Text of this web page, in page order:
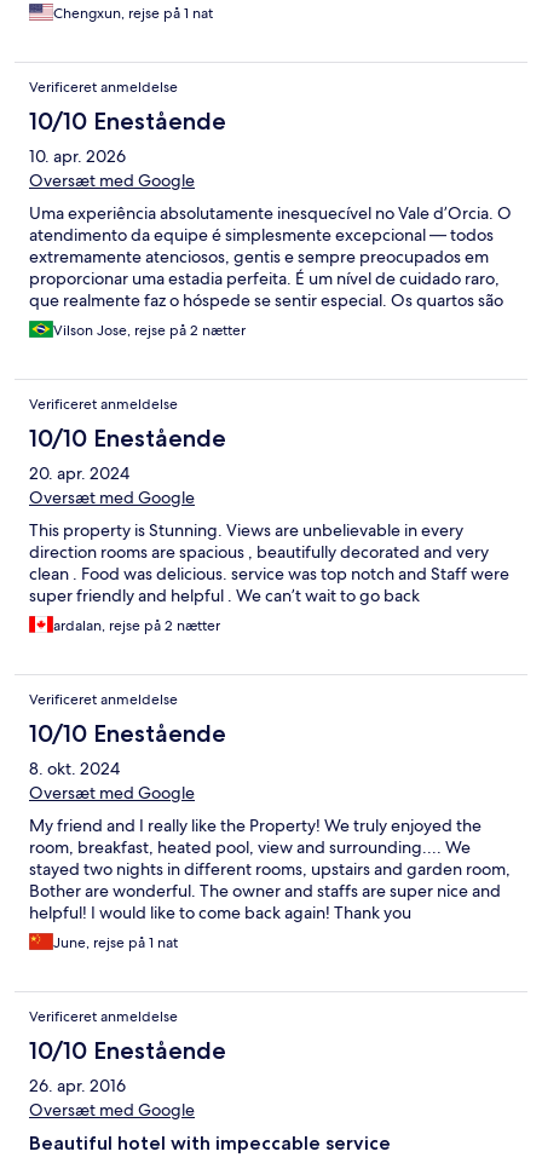
Chengxun, rejse på 1 nat
Verificeret anmeldelse
10/10 Enestående
10. apr. 2026
Oversæt med Google
Uma experiência absolutamente inesquecível no Vale d’Orcia. O
atendimento da equipe é simplesmente excepcional — todos
extremamente atenciosos, gentis e sempre preocupados em
proporcionar uma estadia perfeita. É um nível de cuidado raro,
que realmente faz o hóspede se sentir especial. Os quartos são
maravilhosos, amplos, confortáveis e decorados com muito bom
gosto, transmitindo charme e sofisticação em cada detalhe. A
Um cenário deslumbrante, cercado por paisagens de tirar o
fôlego, que tornam a experiência ainda mais única. Sem dúvida,
um dos lugares mais incríveis em que já me hospedei. Voltaria
com toda certeza!
Vilson Jose, rejse på 2 nætter
Verificeret anmeldelse
10/10 Enestående
20. apr. 2024
Oversæt med Google
This property is Stunning. Views are unbelievable in every
direction rooms are spacious , beautifully decorated and very
clean . Food was delicious. service was top notch and Staff were
super friendly and helpful . We can’t wait to go back
ardalan, rejse på 2 nætter
Verificeret anmeldelse
10/10 Enestående
8. okt. 2024
Oversæt med Google
My friend and I really like the Property! We truly enjoyed the
room, breakfast, heated pool, view and surrounding.... We
stayed two nights in different rooms, upstairs and garden room,
Bother are wonderful. The owner and staffs are super nice and
helpful! I would like to come back again! Thank you
June, rejse på 1 nat
Verificeret anmeldelse
10/10 Enestående
26. apr. 2016
Oversæt med Google
Beautiful hotel with impeccable service